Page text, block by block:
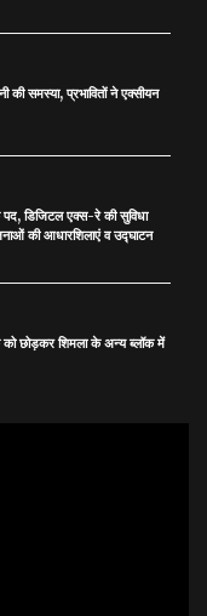
की समस्या, प्रभावितों ने एक्सीयन
डिजिटल एक्स-रे की सुविधा
की आधारशिलाएं व उद्घाटन
छोड़कर शिमला के अन्य ब्लॉक में